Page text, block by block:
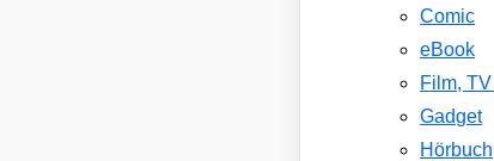
Comic
eBook
Film,
Gadget
Hörbuch